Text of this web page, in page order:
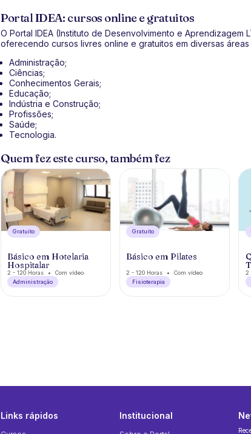
Portal IDEA: cursos online e gratuitos
O Portal IDEA (Instituto de Desenvolvimento e Aprendizagem
oferecendo cursos livres online e gratuitos em diversas
Administração;
Ciências;
Conhecimentos Gerais;
Educação;
Indústria e Construção;
Profissões;
Saúde;
Tecnologia.
Quem fez este curso, também fez
Gratuíto
Básico em Hotelaria
Hospitalar
2 - 120 Horas
Com vídeo
Administração
Gratuíto
Básico em Pilates
2 - 120 Horas
Com vídeo
Fisioterapia
2
Links rápidos Institucional